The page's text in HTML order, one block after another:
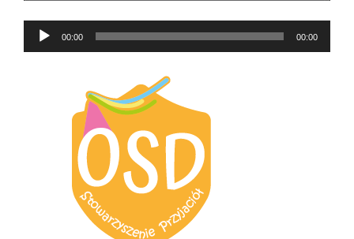
Odtwarzacz
plików
00:00 00:00